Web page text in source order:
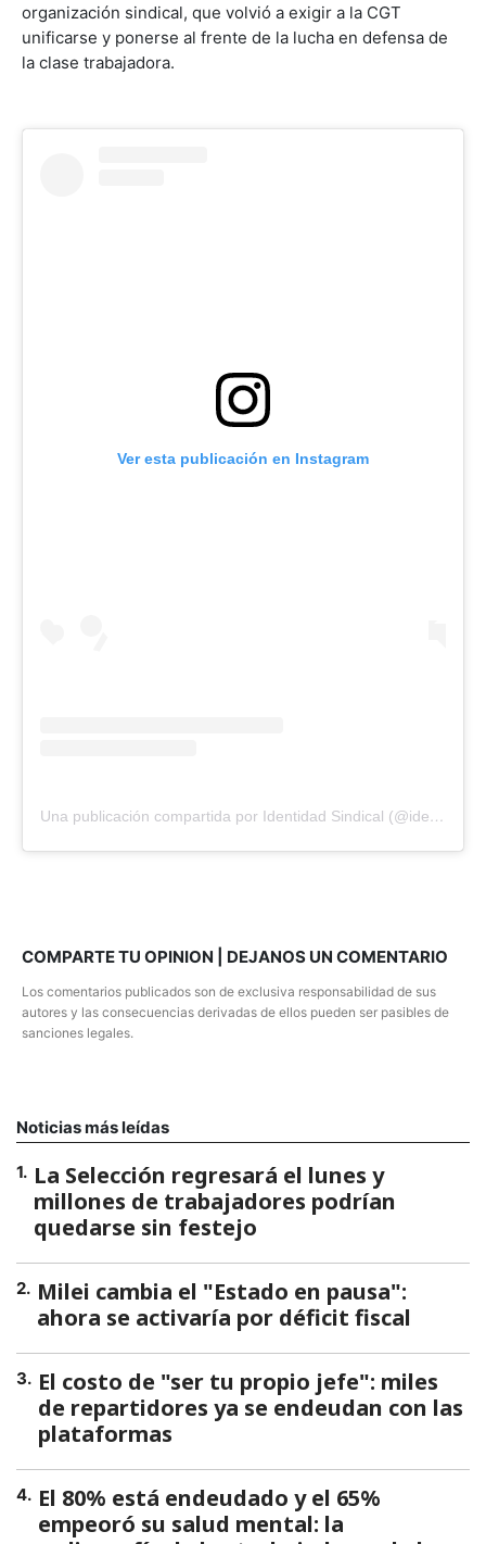
organización sindical, que volvió a exigir a la CGT
unificarse y ponerse al frente de la lucha en defensa de
la clase trabajadora.
Ver esta publicación en Instagram
Una publicación compartida por Identidad Sindical (@identisindical)
COMPARTE TU OPINION | DEJANOS UN COMENTARIO
Los comentarios publicados son de exclusiva responsabilidad de sus
autores y las consecuencias derivadas de ellos pueden ser pasibles de
sanciones legales.
Noticias más leídas
1. La Selección regresará el lunes y
millones de trabajadores podrían
quedarse sin festejo
2. Milei cambia el "Estado en pausa":
ahora se activaría por déficit fiscal
3. El costo de "ser tu propio jefe": miles
de repartidores ya se endeudan con las
plataformas
4. El 80% está endeudado y el 65%
empeoró su salud mental: la